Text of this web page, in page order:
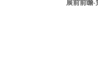
展前前瞻-